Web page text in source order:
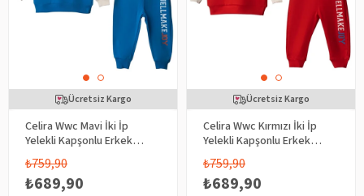
Celira Wwc Mavi İki İp
Yelekli Kapşonlu Erkek
Bebek Takım
₺689,90
₺759,90
Ücretsiz Kargo
Celira Wwc Kırmızı İki İp
Yelekli Kapşonlu Erkek
Bebek Takım
₺689,90
₺759,90
Ücretsiz Kargo